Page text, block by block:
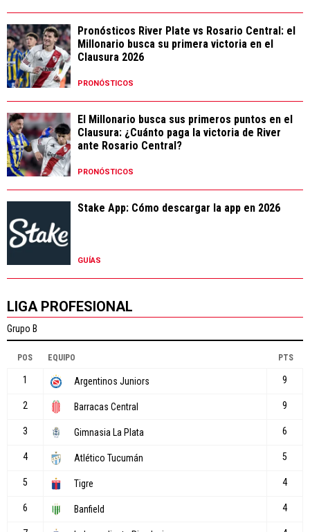
Pronósticos River Plate vs Rosario Central: el
Millonario busca su primera victoria en el
Clausura 2026
PRONÓSTICOS
El Millonario busca sus primeros puntos en el
Clausura: ¿Cuánto paga la victoria de River
ante Rosario Central?
PRONÓSTICOS
Stake App: Cómo descargar la app en 2026
GUÍAS
LIGA PROFESIONAL